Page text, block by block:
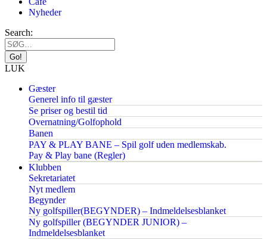
Nyheder
Search:
LUK
Gæster
Generel info til gæster
Se priser og bestil tid
Overnatning/Golfophold
Banen
PAY & PLAY BANE – Spil golf uden medlemskab.
Pay & Play bane (Regler)
Klubben
Sekretariatet
Nyt medlem
Begynder
Ny golfspiller(BEGYNDER) – Indmeldelsesblanket
Ny golfspiller (BEGYNDER JUNIOR) –
Indmeldelsesblanket